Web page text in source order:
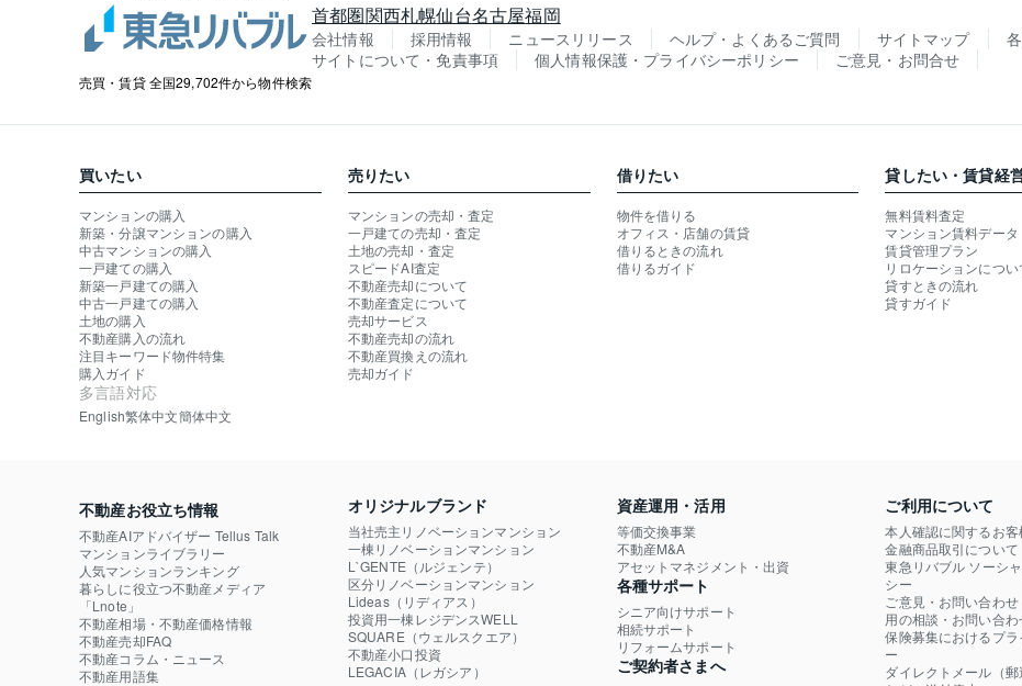
売買・賃貸 全国29,702件から物件検索
首都圏関西札幌仙台名古屋福岡
会社情報 採用情報 ニュースリリース ヘルプ・よくあるご質問 サイトマップ
サイトについて・免責事項
個人情報保護・プライバシーポリシー ご意見・お問合せ
買いたい
マンションの購入
新築・分譲マンションの購入
中古マンションの購入
一戸建ての購入
新築一戸建ての購入
中古一戸建ての購入
土地の購入
不動産購入の流れ
注目キーワード物件特集
購入ガイド
多言語対応
English繁体中文簡体中文
売りたい
マンションの売却・査定
一戸建ての売却・査定
土地の売却・査定
スピードAI査定
不動産売却について
不動産査定について
売却サービス
不動産売却の流れ
不動産買換えの流れ
売却ガイド
借りたい
物件を借りる
オフィス・店舗の賃貸
借りるときの流れ
借りるガイド
貸したい・賃貸経
無料賃料査定
マンション賃料データ
賃貸管理プラン
リロケーションについ
貸すときの流れ
貸すガイド
不動産お役立ち情報
不動産AIアドバイザー Tellus Talk
マンションライブラリー
人気マンションランキング
暮らしに役立つ不動産メディア
「Lnote」
不動産相場・不動産価格情報
不動産売却FAQ
不動産コラム・ニュース
不動産用語集
オリジナルブランド
当社売主リノベーションマンション
一棟リノベーションマンション
L`GENTE（ルジェンテ）
区分リノベーションマンション
Lideas（リディアス）
投資用一棟レジデンスWELL
SQUARE（ウェルスクエア）
不動産小口投資
LEGACIA（レガシア）
資産運用・活用
等価交換事業
不動産M&A
アセットマネジメント・出資
各種サポート
シニア向けサポート
相続サポート
リフォームサポート
ご契約者さまへ
ご利用について
本人確認に関するお
金融商品取引について
東急リバブル ソーシ
シー
ご意見・お問い合わ
用の相談・お問い合わ
保険募集におけるプ
ー
ダイレクトメール（